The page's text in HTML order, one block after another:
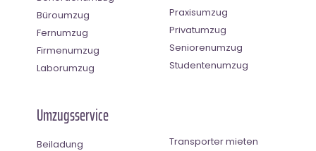
Büroumzug
Fernumzug
Firmenumzug
Laborumzug
Praxisumzug
Privatumzug
Seniorenumzug
Studentenumzug
Umzugsservice
Beiladung Transporter mieten